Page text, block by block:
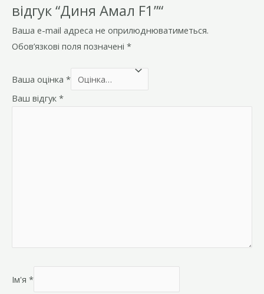
відгук “Диня Амал F1”“
Ваша e-mail адреса не оприлюднюватиметься.
Обов’язкові поля позначені *
Ваша оцінка *
Ваш відгук *
Ім'я *